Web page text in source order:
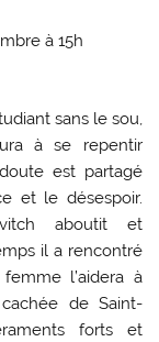
à 15h
sans le sou,
à se repentir
est partagé
et le désespoir.
aboutit et
il a rencontré
l’aidera à
de Saint-
forts et